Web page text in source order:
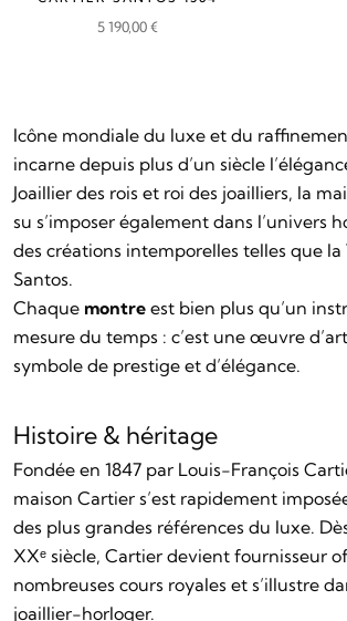
5 190,00€
Icône mondiale du luxe et du
incarne depuis plus d’un siècle
Joaillier des rois et roi des joailliers, la
su s’imposer également dans l’univers
des créations intemporelles telles que la
Santos.
Chaque montre est bien plus qu’un
mesure du temps : c’est une œuvre
symbole de prestige et d’élégance.
Histoire & héritage
Fondée en 1847 par Louis-François
maison Cartier s’est rapidement
des plus grandes références du luxe.
XXᵉ siècle, Cartier devient fournisseur
nombreuses cours royales et s’illustre
joaillier-horloger.